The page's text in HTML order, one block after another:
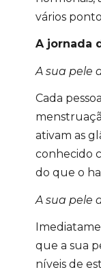
vários
A jornada
A sua pele
Cada
ativam as
conhecido
do que o
A sua pele
que a sua
níveis de